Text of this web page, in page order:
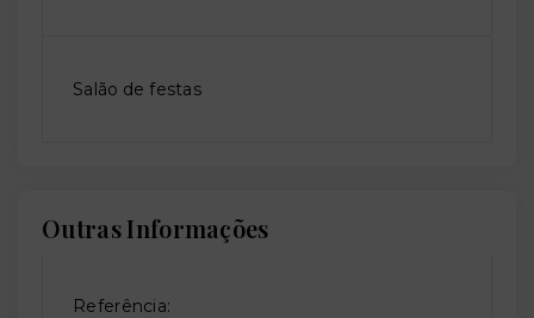
Salão de festas
Outras Informações
Referência: